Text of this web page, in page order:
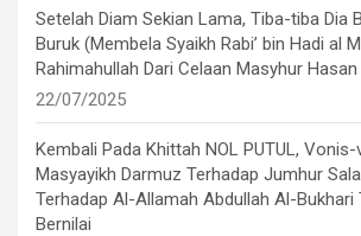
Setelah Diam Sekian Lama, Tiba-tiba Dia
Buruk (Membela Syaikh Rabi’ bin Hadi al
Rahimahullah Dari Celaan Masyhur
22/07/2025
Kembali Pada Khittah NOL PUTUL,
Masyayikh Darmuz Terhadap Jumhur
Terhadap Al-Allamah Abdullah Al-Bukhari
Bernilai